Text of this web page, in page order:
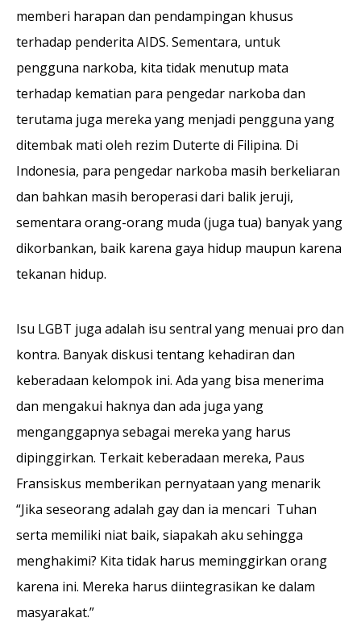
memberi harapan dan pendampingan khusus
terhadap penderita AIDS. Sementara, untuk
pengguna narkoba, kita tidak menutup mata
terhadap kematian para pengedar narkoba dan
terutama juga mereka yang menjadi pengguna yang
ditembak mati oleh rezim Duterte di Filipina. Di
Indonesia, para pengedar narkoba masih berkeliaran
dan bahkan masih beroperasi dari balik jeruji,
sementara orang-orang muda (juga tua) banyak yang
dikorbankan, baik karena gaya hidup maupun karena
tekanan hidup.
Isu LGBT juga adalah isu sentral yang menuai pro dan
kontra. Banyak diskusi tentang kehadiran dan
keberadaan kelompok ini. Ada yang bisa menerima
dan mengakui haknya dan ada juga yang
menganggapnya sebagai mereka yang harus
dipinggirkan. Terkait keberadaan mereka, Paus
Fransiskus memberikan pernyataan yang menarik
“Jika seseorang adalah gay dan ia mencari Tuhan
serta memiliki niat baik, siapakah aku sehingga
menghakimi? Kita tidak harus meminggirkan orang
karena ini. Mereka harus diintegrasikan ke dalam
masyarakat.”